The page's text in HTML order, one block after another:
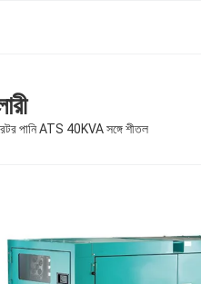
পানি ATS 40KVA সঙ্গে শীতল